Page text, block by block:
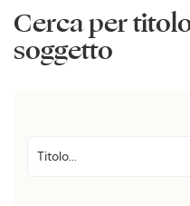
Cerca per
soggetto